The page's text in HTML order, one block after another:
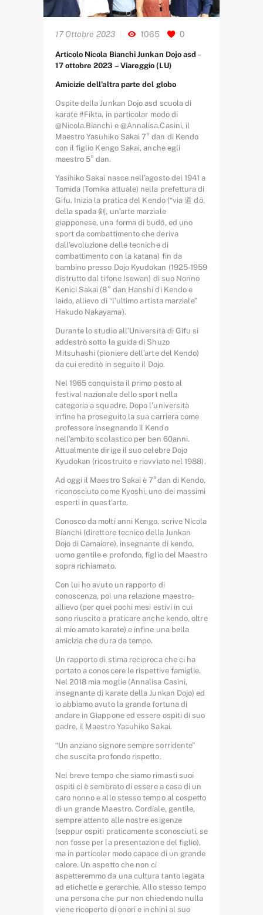
17 Ottobre 2023 1065 0
Articolo Nicola Bianchi Junkan Dojo asd –
17 ottobre 2023 – Viareggio (LU)
Amicizie dell’altra parte del globo
Ospite della Junkan Dojo asd scuola di
karate #Fikta, in particolar modo di
@Nicola.Bianchi e @Annalisa.Casini, il
Maestro Yasuhiko Sakai 7° dan di Kendo
con il figlio Kengo Sakai, anche egli
maestro 5° dan.
Yasihiko Sakai nasce nell’agosto del 1941 a
Tomida (Tomika attuale) nella prefettura di
Gifu. Inizia la pratica del Kendo (“via 道 dō,
della spada 剣, un’arte marziale
giapponese, una forma di budō, ed uno
sport da combattimento che deriva
dall’evoluzione delle tecniche di
combattimento con la katana) fin da
bambino presso Dojo Kyudokan (1925-1959
distrutto dal tifone Isewan) di suo Nonno
Kenici Sakai (8° dan Hanshi di Kendo e
Iaido, allievo di “l’ultimo artista marziale”
Hakudo Nakayama).
Durante lo studio all’Università di Gifu si
addestrò sotto la guida di Shuzo
Mitsuhashi (pioniere dell’arte del Kendo)
da cui ereditò in seguito il Dojo.
Nel 1965 conquista il primo posto al
festival nazionale dello sport nella
categoria a squadre. Dopo l’università
infine ha proseguito la sua carriera come
professore insegnando il Kendo
nell’ambito scolastico per ben 60anni.
Attualmente dirige il suo celebre Dojo
Kyudokan (ricostruito e riavviato nel 1988).
Ad oggi il Maestro Sakai è 7°dan di Kendo,
riconosciuto come Kyoshi, uno dei massimi
esperti in quest’arte.
Conosco da molti anni Kengo, scrive Nicola
Bianchi (direttore tecnico della Junkan
Dojo di Camaiore), insegnante di kendo,
uomo gentile e profondo, figlio del Maestro
sopra richiamato.
Con lui ho avuto un rapporto di
conoscenza, poi una relazione maestro-
allievo (per quei pochi mesi estivi in cui
sono riuscito a praticare anche kendo, oltre
al mio amato karate) e infine una bella
amicizia che dura da tempo.
Un rapporto di stima reciproca che ci ha
portato a conoscere le rispettive famiglie.
Nel 2018 mia moglie (Annalisa Casini,
insegnante di karate della Junkan Dojo) ed
io abbiamo avuto la grande fortuna di
andare in Giappone ed essere ospiti di suo
padre, il Maestro Yasuhiko Sakai.
“Un anziano signore sempre sorridente”
che suscita profondo rispetto.
Nel breve tempo che siamo rimasti suoi
ospiti ci è sembrato di essere a casa di un
caro nonno e allo stesso tempo al cospetto
di un grande Maestro. Cordiale, gentile,
sempre attento alle nostre esigenze
(seppur ospiti praticamente sconosciuti, se
non fosse per la presentazione del figlio),
ma in particolar modo capace di un grande
calore. Un aspetto che non ci
aspetteremmo da una cultura tanto legata
ad etichette e gerarchie. Allo stesso tempo
una persona che pur non chiedendo nulla
viene ricoperto di onori e inchini al suo